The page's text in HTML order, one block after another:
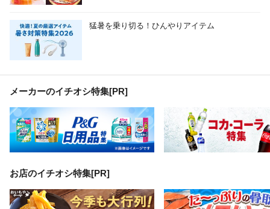
猛暑を乗り切る！ひんやりアイテム
メーカーのイチオシ特集[PR]
お店のイチオシ特集[PR]